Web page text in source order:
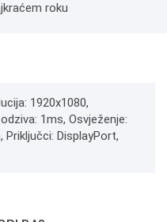
roku
1920x1080,
1ms, Osvježenje:
Priključci: DisplayPort,